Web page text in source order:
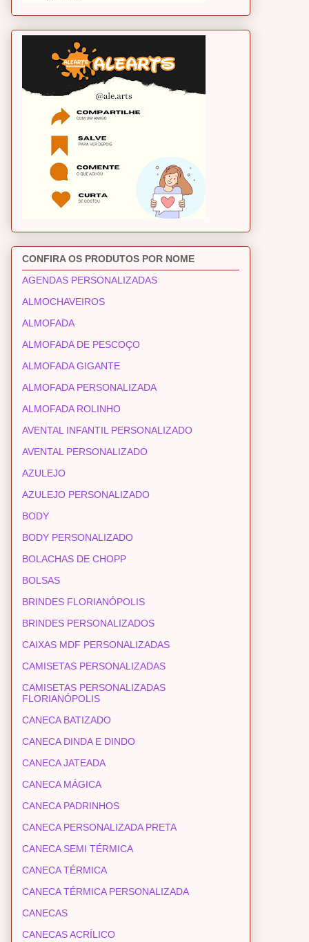
CONFIRA OS PRODUTOS POR NOME
AGENDAS PERSONALIZADAS
ALMOCHAVEIROS
ALMOFADA
ALMOFADA DE PESCOÇO
ALMOFADA GIGANTE
ALMOFADA PERSONALIZADA
ALMOFADA ROLINHO
AVENTAL INFANTIL PERSONALIZADO
AVENTAL PERSONALIZADO
AZULEJO
AZULEJO PERSONALIZADO
BODY
BODY PERSONALIZADO
BOLACHAS DE CHOPP
BOLSAS
BRINDES FLORIANÓPOLIS
BRINDES PERSONALIZADOS
CAIXAS MDF PERSONALIZADAS
CAMISETAS PERSONALIZADAS
CAMISETAS PERSONALIZADAS
FLORIANÓPOLIS
CANECA BATIZADO
CANECA DINDA E DINDO
CANECA JATEADA
CANECA MÁGICA
CANECA PADRINHOS
CANECA PERSONALIZADA PRETA
CANECA SEMI TÉRMICA
CANECA TÉRMICA
CANECA TÉRMICA PERSONALIZADA
CANECAS
CANECAS ACRÍLICO